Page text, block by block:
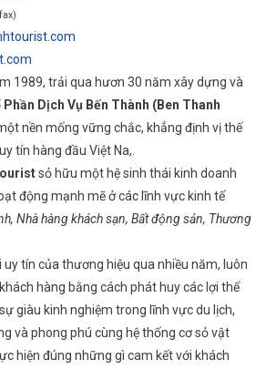
1989, trải qua hươn 30 năm xây dựng và
Phần Dịch Vụ Bến Thành (Ben Thanh
nền mống vững chắc, khẳng định vị thế
tín hàng đầu Việt Na,.
sỏ hữu một hệ sinh thái kinh doanh
động mạnh mẽ ở các lĩnh vực kinh tế
Nhà hàng khách sạn, Bất động sản, Thương
uy tín của thương hiệu qua nhiều năm, luôn
hàng bằng cách phát huy các lợi thế
giàu kinh nghiệm trong lĩnh vực du lịch,
và phong phú cùng hệ thống cơ sỏ vật
hiện đúng những gì cam kết với khách